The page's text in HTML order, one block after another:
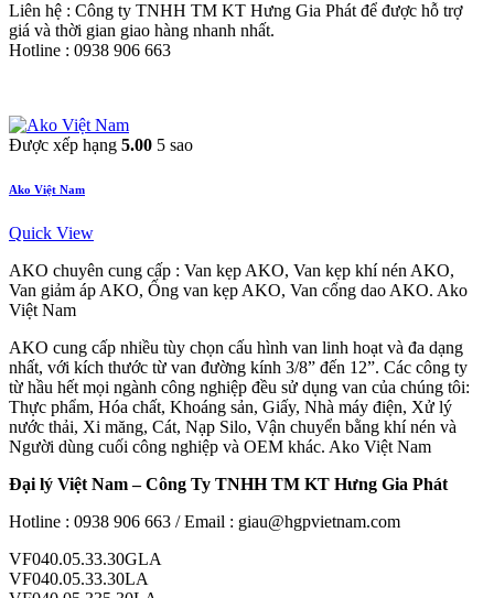
Liên hệ : Công ty TNHH TM KT Hưng Gia Phát để được hỗ trợ
giá và thời gian giao hàng nhanh nhất.
Hotline : 0938 906 663
Được xếp hạng 5.00 5 sao
Ako Việt Nam
Quick View
AKO chuyên cung cấp : Van kẹp AKO, Van kẹp khí nén AKO,
Van giảm áp AKO, Ống van kẹp AKO, Van cổng dao AKO. Ako
Việt Nam
AKO cung cấp nhiều tùy chọn cấu hình van linh hoạt và đa dạng
nhất, với kích thước từ van đường kính 3/8” đến 12”. Các công ty
từ hầu hết mọi ngành công nghiệp đều sử dụng van của chúng tôi:
Thực phẩm, Hóa chất, Khoáng sản, Giấy, Nhà máy điện, Xử lý
nước thải, Xi măng, Cát, Nạp Silo, Vận chuyển bằng khí nén và
Người dùng cuối công nghiệp và OEM khác. Ako Việt Nam
Đại lý Việt Nam – Công Ty TNHH TM KT Hưng Gia Phát
Hotline : 0938 906 663 / Email : giau@hgpvietnam.com
VF040.05.33.30GLA
VF040.05.33.30LA